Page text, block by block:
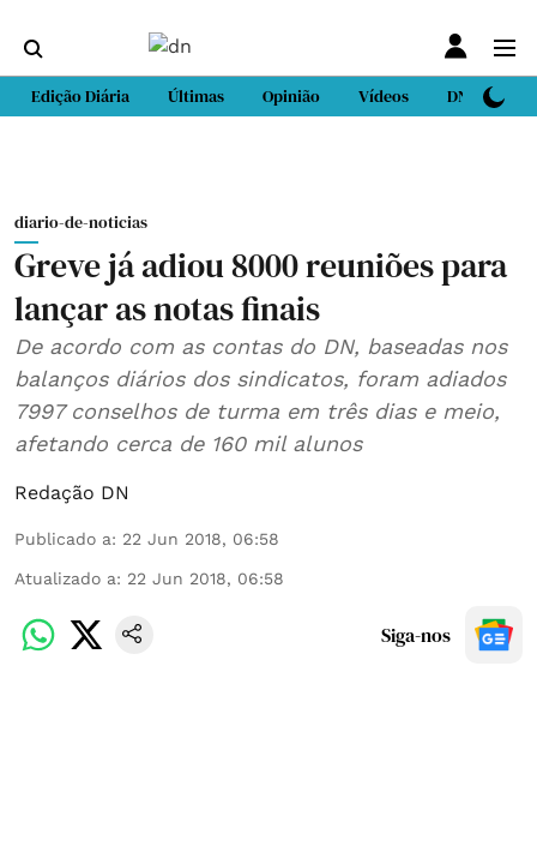
Edição Diária Últimas Opinião Vídeos DN Sport
diario-de-noticias
Greve já adiou 8000 reuniões para
lançar as notas finais
De acordo com as contas do DN, baseadas nos
balanços diários dos sindicatos, foram adiados
7997 conselhos de turma em três dias e meio,
afetando cerca de 160 mil alunos
Redação DN
Publicado a: 22 Jun 2018, 06:58
Atualizado a: 22 Jun 2018, 06:58
Siga-nos